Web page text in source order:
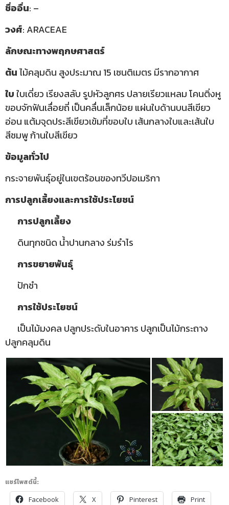
ชื่ออื่น: –
วงศ์: ARACEAE
ลักษณะทางพฤกษศาสตร์
ต้นไม้คลุมดิน สูงประมาณ 15 เซนติเมตร มีรากอากาศ
ใบใบเดี่ยว เรียงสลับ รูปหัวลูกศร ปลายเรียวแหลม โคนติ่งหู
ขอบจักฟันเลื่อยถี่ เป็นคลื่นเล็กน้อย แผ่นใบด้านบนสีเขียว
อ่อน แต้มจุดประสีเขียวเข้มที่ขอบใบ เส้นกลางใบและเส้นใบ
สีชมพู ก้านใบสีเขียว
ข้อมูลทั่วไป
กระจายพันธุ์อยู่ในเขตร้อนของทวีปอเมริกา
การปลูกเลี้ยงและการใช้ประโยชน์
การปลูกเลี้ยง
ดินทุกชนิด น้ำปานกลาง ร่มรำไร
การขยายพันธุ์
ปักชำ
การใช้ประโยชน์
เป็นไม้มงคล ปลูกประดับในอาคาร ปลูกเป็นไม้กระถาง
ปลูกคลุมดิน
แชร์โพสต์นี้:
Facebook
X Pinterest Print